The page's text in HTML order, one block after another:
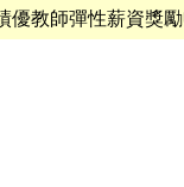
優教師彈性薪資獎